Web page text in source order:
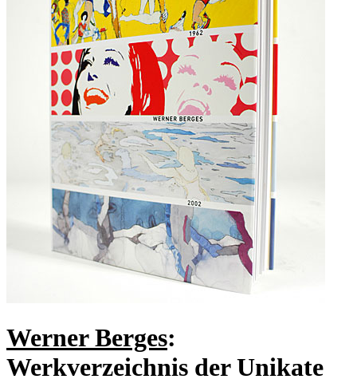
Werner Berges:
Werkverzeichnis der Unikate